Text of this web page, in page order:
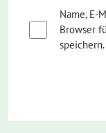
Name, E-
Browser
speichern.